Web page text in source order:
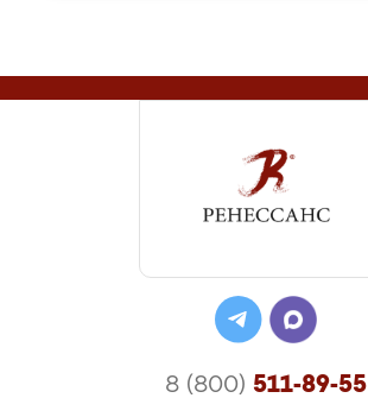
8 (800) 511-89-55